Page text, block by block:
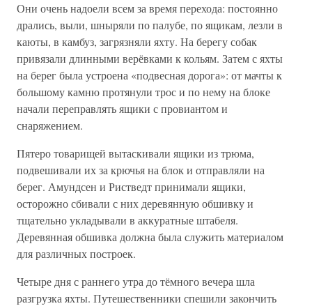
Они очень надоели всем за время перехода: постоянно
дрались, выли, шныряли по палубе, по ящикам, лезли в
каюты, в камбуз, загрязняли яхту. На берегу собак
привязали длинными верёвками к кольям. Затем с яхты
на берег была устроена «подвесная дорога»: от мачты к
большому камню протянули трос и по нему на блоке
начали переправлять ящики с провиантом и
снаряжением.
Пятеро товарищей вытаскивали ящики из трюма,
подвешивали их за крючья на блок и отправляли на
берег. Амундсен и Ристведт принимали ящики,
осторожно сбивали с них деревянную обшивку и
тщательно укладывали в аккуратные штабеля.
Деревянная обшивка должна была служить материалом
для различных построек.
Четыре дня с раннего утра до тёмного вечера шла
разгрузка яхты. Путешественники спешили закончить